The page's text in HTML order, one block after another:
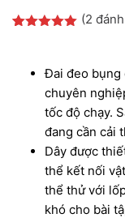
(2
Đai đeo bụng
chuyên
tốc độ chạy.
đang cần cải
Dây được
thể kết nối
thể thử với
khó cho bài